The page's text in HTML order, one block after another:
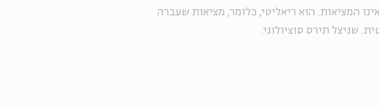
המציאות. הוא ריאליטי, כלומר, מציאות שעברה
שניצל תירס סוציולוגי.